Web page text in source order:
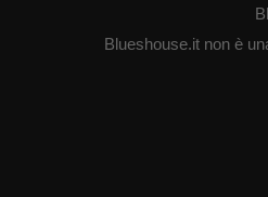
Blueshouse.it non è